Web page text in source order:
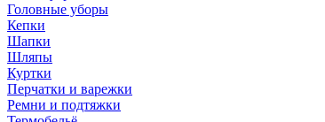
Головные уборы
Кепки
Шапки
Шляпы
Куртки
Перчатки и варежки
Ремни и подтяжки